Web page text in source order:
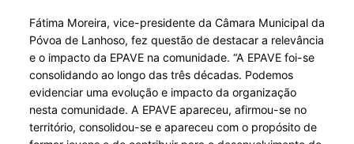
Fátima Moreira, vice-presidente da Câmara Municipal da
Póvoa de Lanhoso, fez questão de destacar a relevância
e o impacto da EPAVE na comunidade. “A EPAVE foi-se
consolidando ao longo das três décadas. Podemos
evidenciar uma evolução e impacto da organização
nesta comunidade. A EPAVE apareceu, afirmou-se no
território, consolidou-se e apareceu com o propósito de